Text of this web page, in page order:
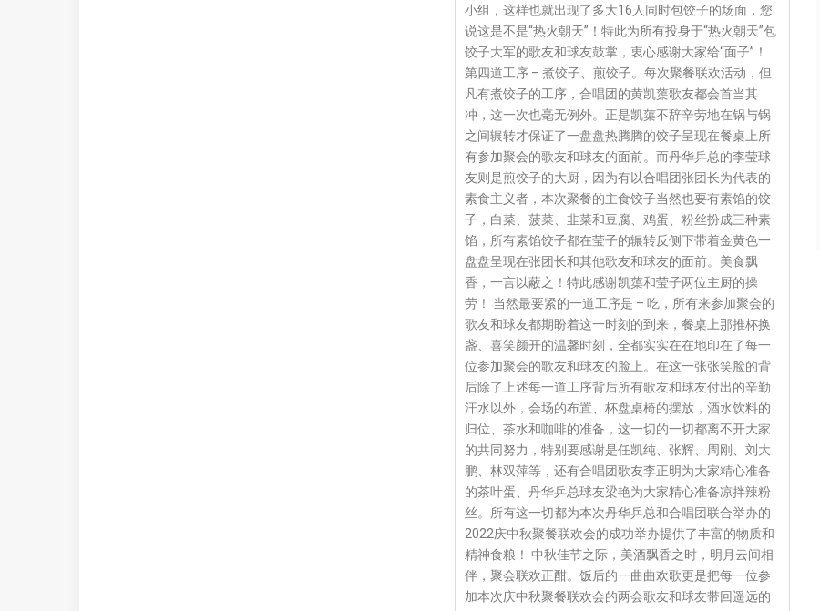
小组，这样也就出现了多大16人同时包饺子的场面，您
说这是不是“热火朝天”！特此为所有投身于“热火朝天”包
饺子大军的歌友和球友鼓掌，衷心感谢大家给“面子”！
第四道工序 – 煮饺子、煎饺子。每次聚餐联欢活动，但
凡有煮饺子的工序，合唱团的黄凯蕖歌友都会首当其
冲，这一次也毫无例外。正是凯蕖不辞辛劳地在锅与锅
之间辗转才保证了一盘盘热腾腾的饺子呈现在餐桌上所
有参加聚会的歌友和球友的面前。而丹华乒总的李莹球
友则是煎饺子的大厨，因为有以合唱团张团长为代表的
素食主义者，本次聚餐的主食饺子当然也要有素馅的饺
子，白菜、菠菜、韭菜和豆腐、鸡蛋、粉丝扮成三种素
馅，所有素馅饺子都在莹子的辗转反侧下带着金黄色一
盘盘呈现在张团长和其他歌友和球友的面前。美食飘
香，一言以蔽之！特此感谢凯蕖和莹子两位主厨的操
劳！ 当然最要紧的一道工序是 – 吃，所有来参加聚会的
歌友和球友都期盼着这一时刻的到来，餐桌上那推杯换
盏、喜笑颜开的温馨时刻，全都实实在在地印在了每一
位参加聚会的歌友和球友的脸上。在这一张张笑脸的背
后除了上述每一道工序背后所有歌友和球友付出的辛勤
汗水以外，会场的布置、杯盘桌椅的摆放，酒水饮料的
归位、茶水和咖啡的准备，这一切的一切都离不开大家
的共同努力，特别要感谢是任凯纯、张辉、周刚、刘大
鹏、林双萍等，还有合唱团歌友李正明为大家精心准备
的茶叶蛋、丹华乒总球友梁艳为大家精心准备凉拌辣粉
丝。所有这一切都为本次丹华乒总和合唱团联合举办的
2022庆中秋聚餐联欢会的成功举办提供了丰富的物质和
精神食粮！ 中秋佳节之际，美酒飘香之时，明月云间相
伴，聚会联欢正酣。饭后的一曲曲欢歌更是把每一位参
加本次庆中秋聚餐联欢会的两会歌友和球友带回遥远的